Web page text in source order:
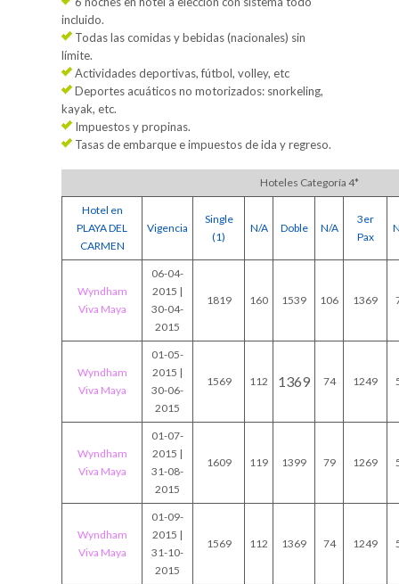
incluido.
Todas las comidas y bebidas (nacionales) sin
límite.
Actividades deportivas, fútbol, volley, etc
Deportes acuáticos no motorizados: snorkeling,
kayak, etc.
Impuestos y propinas.
Tasas de embarque e impuestos de ida y regreso.
Hoteles Categoría 4*
Hotel en
PLAYA DEL
CARMEN
Vigencia
Single
(1)
N/A Doble N/A
3er
Pax
Wyndham
Viva Maya
06-04-
2015 |
30-04-
2015
1819 160 1539 106 1369
Wyndham
Viva Maya
01-05-
2015 |
30-06-
2015
1569 112 1369 74 1249
Wyndham
Viva Maya
01-07-
2015 |
31-08-
2015
1609 119 1399 79 1269
Wyndham
Viva Maya
01-09-
2015 |
31-10-
2015
1569 112 1369 74 1249